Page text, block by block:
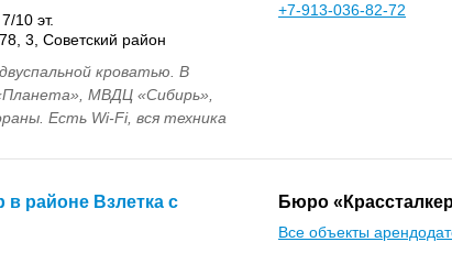
, 7/10 эт.
3, Советский район
кроватью. В
МВДЦ «Сибирь»,
Есть Wi-Fi, вся техника
+7-913-036-82-72
районе Взлетка с
Бюро
Все объекты